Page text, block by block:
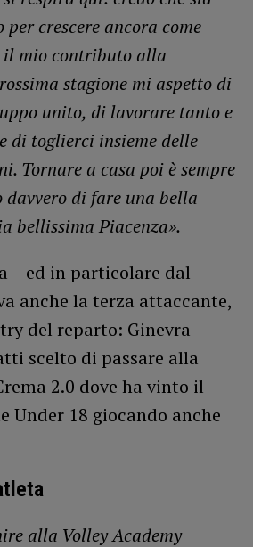
per crescere ancora come
il mio contributo alla
stagione mi aspetto di
unito, di lavorare tanto e
di toglierci insieme delle
Tornare a casa poi è sempre
davvero di fare una bella
bellissima Piacenza».
– ed in particolare dal
anche la terza attaccante,
del reparto: Ginevra
scelto di passare alla
2.0 dove ha vinto il
18 giocando anche
alla Volley Academy